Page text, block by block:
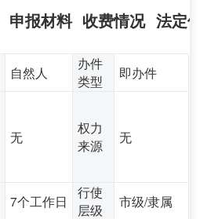
申报材料 收费情况 法定
自然人
办件
类型
即办件
无
权力
来源
无
7个工作日
行使
层级
市级/隶属